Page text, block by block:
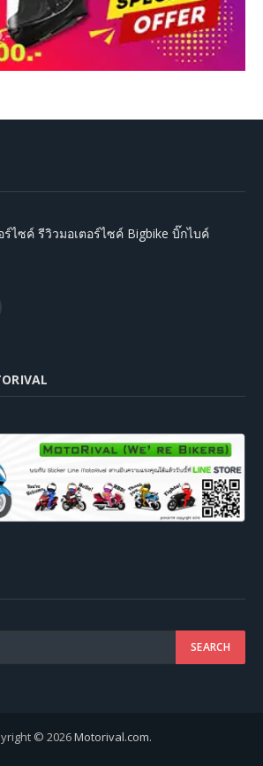
ไซค์ รีวิวมอเตอร์ไซค์ Bigbike บิ๊กไบค์
© 2026Motorival.com.